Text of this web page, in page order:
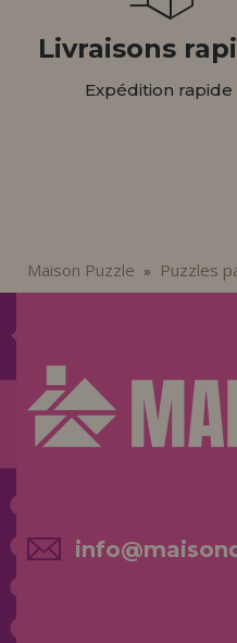
Livraisons
Expédition rapide
Maison Puzzle » Puzzles